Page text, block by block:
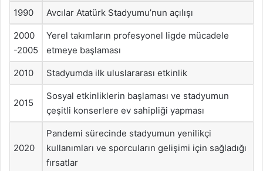
1990 Avcılar Atatürk Stadyumu’nun açılışı
2000
-2005
Yerel takımların profesyonel ligde mücadele
etmeye başlaması
2010 Stadyumda ilk uluslararası etkinlik
2015
Sosyal etkinliklerin başlaması ve stadyumun
çeşitli konserlere ev sahipliği yapması
2020
Pandemi sürecinde stadyumun yenilikçi
kullanımları ve sporcuların gelişimi için sağladığı
fırsatlar